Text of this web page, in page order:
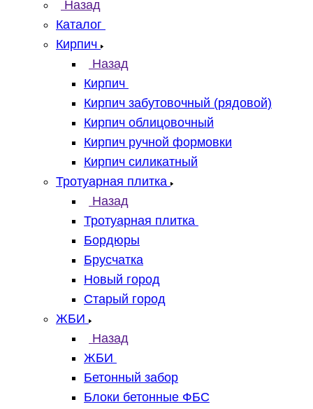
Назад
Каталог
Кирпич
Назад
Кирпич
Кирпич забутовочный (рядовой)
Кирпич облицовочный
Кирпич ручной формовки
Кирпич силикатный
Тротуарная плитка
Назад
Тротуарная плитка
Бордюры
Брусчатка
Новый город
Старый город
ЖБИ
Назад
ЖБИ
Бетонный забор
Блоки бетонные ФБС